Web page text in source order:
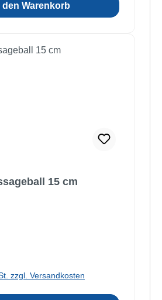
den Warenkorb
15 cm
zzgl. Versandkosten